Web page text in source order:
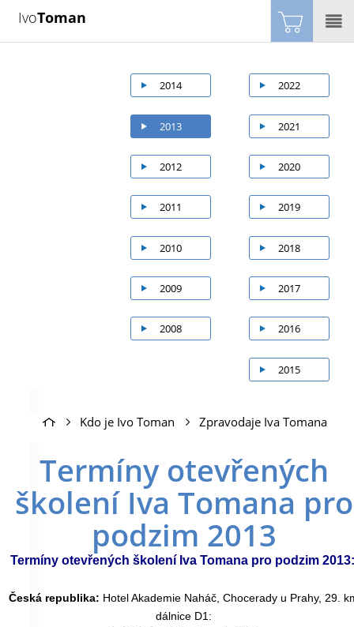
IvoToman
2022
2021
2020
2019
2018
2017
2016
2015
2014
2013
2012
2011
2010
2009
2008
Kdo je Ivo Toman Zpravodaje Iva Tomana
Termíny otevřených
školení Iva Tomana pro
podzim 2013
Termíny otevřených školení Iva Tomana pro podzim
Česká republika: Hotel Akademie Naháč, Chocerady u Prahy, 29.
dálnice D1: